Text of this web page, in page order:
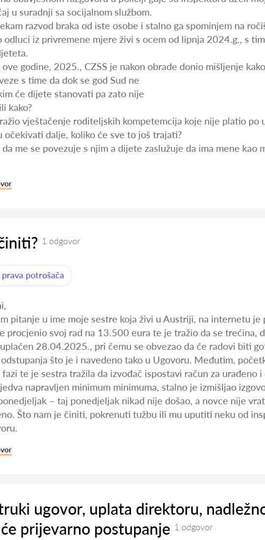
u suradnji sa socijalnom službom.
razvod braka od iste osobe i stalno ga spominjem na
odluci iz privremene mjere živi s ocem od lipnja 2024.g., s
godine, 2025., CZSS je nakon obrade donio mišljenje
s time da dok se god Sud ne
će dijete stanovati pa zato nije
kako?
vještačenje roditeljskih kompetemcija koje nije platio po
očekivati dalje, koliko će sve to još trajati?
me se povezuje s njim a dijete zaslužuje da ima mene kao
1 odgovor
potrošača
pitanje u ime moje sestre koja živi u Austriji, na internetu je
procjenio svoj rad na 13.500 eura te je tražio da se trećina,
28.04.2025., pri čemu se obvezao da će radovi biti
što je i navedeno tako u Ugovoru. Međutim,
te je sestra tražila da izvođač ispostavi račun za urađeno
napravljen minimum minimuma, stalno je izmišljao
– taj ponedjeljak nikad nije došao, a novce nije
Što nam je činiti, pokrenuti tužbu ili mu uputiti neku od
ugovor, uplata direktoru,
prijevarno postupanje 1 odgovor